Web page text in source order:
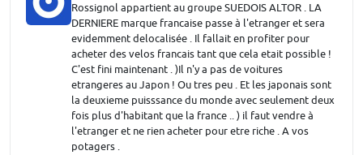
Rossignol appartient au groupe SUEDOIS ALTOR . LA
DERNIERE marque francaise passe à l'etranger et sera
evidemment delocalisée . Il fallait en profiter pour
acheter des velos francais tant que cela etait possible !
C'est fini maintenant . )Il n'y a pas de voitures
etrangeres au Japon ! Ou tres peu . Et les japonais sont
la deuxieme puisssance du monde avec seulement deux
fois plus d'habitant que la france .. ) il faut vendre à
l'etranger et ne rien acheter pour etre riche . A vos
potagers .